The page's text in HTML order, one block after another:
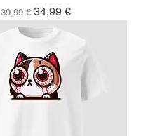
Prix original
39,99 € Prix promotionnel
34,99 €